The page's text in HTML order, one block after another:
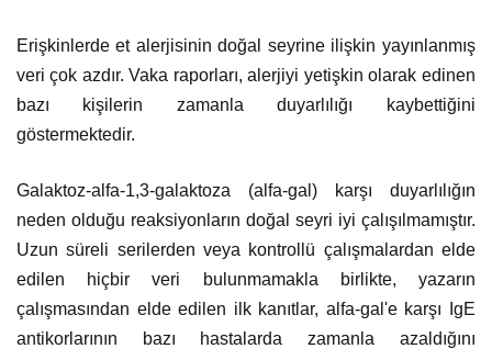
Erişkinlerde et alerjisinin doğal seyrine ilişkin yayınlanmış
veri çok azdır. Vaka raporları, alerjiyi yetişkin olarak edinen
bazı kişilerin zamanla duyarlılığı kaybettiğini
göstermektedir.
Galaktoz-alfa-1,3-galaktoza (alfa-gal) karşı duyarlılığın
neden olduğu reaksiyonların doğal seyri iyi çalışılmamıştır.
Uzun süreli serilerden veya kontrollü çalışmalardan elde
edilen hiçbir veri bulunmamakla birlikte, yazarın
çalışmasından elde edilen ilk kanıtlar, alfa-gal'e karşı IgE
antikorlarının bazı hastalarda zamanla azaldığını